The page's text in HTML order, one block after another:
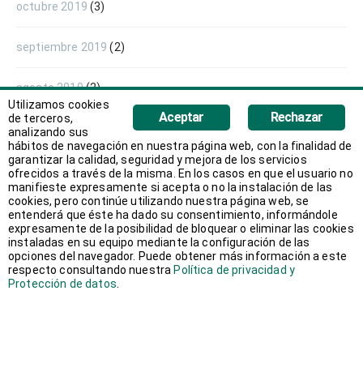
octubre 2019 (3)
septiembre 2019 (2)
agosto 2019(2)
enero 2019(1)
diciembre 2018 (1)
noviembre 2018 (3)
octubre 2018(1)
septiembre 2018(2)
Rechazar
Aceptar
Utilizamos cookies
de terceros,
analizando sus
hábitos de navegación en nuestra página web, con la finalidad de
garantizar la calidad, seguridad y mejora de los servicios
ofrecidos a través de la misma. En los casos en que el usuario no
manifieste expresamente si acepta o no la instalación de las
cookies, pero continúe utilizando nuestra página web, se
entenderá que éste ha dado su consentimiento, informándole
expresamente de la posibilidad de bloquear o eliminar las cookies
instaladas en su equipo mediante la configuración de las
opciones del navegador. Puede obtener más información a este
respecto consultando nuestra Política de privacidad y
Protección de datos